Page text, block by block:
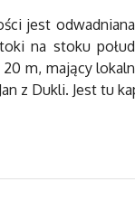
jest odwadniana
na stoku
m, mający
z Dukli. Jest tu